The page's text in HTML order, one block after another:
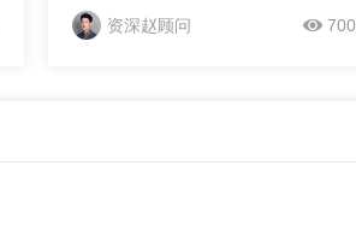
的。一般用成交量来衡量股票市场资
金参与程度，成交量指标是股票的风
资深赵顾问 700